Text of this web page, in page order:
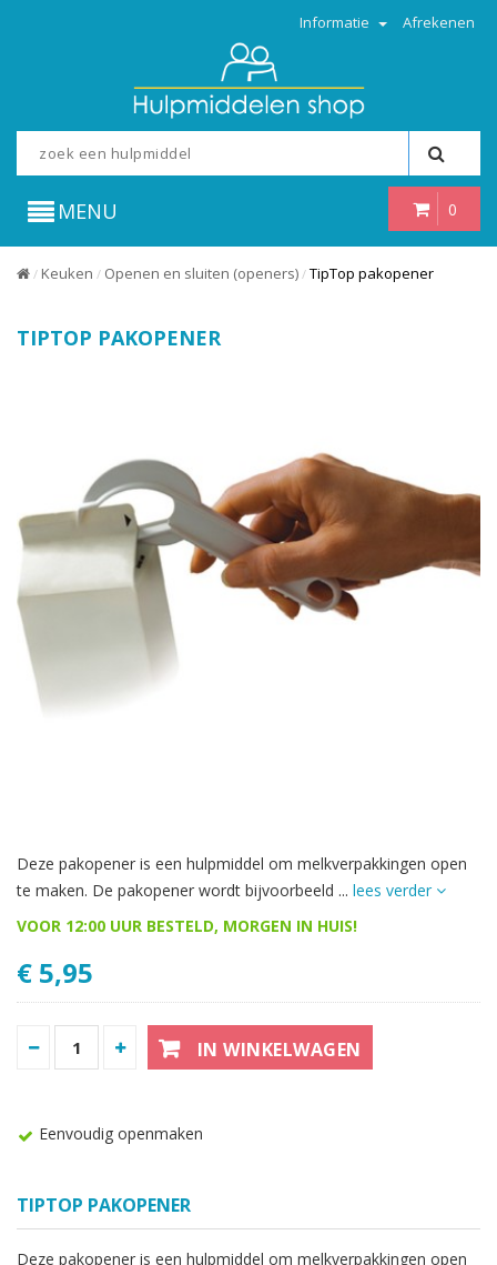
Informatie Afrekenen
0
MENU
/ Keuken / Openen en sluiten (openers) / TipTop pakopener
TIPTOP PAKOPENER
Deze pakopener is een hulpmiddel om melkverpakkingen open
te maken. De pakopener wordt bijvoorbeeld ... lees verder
VOOR 12:00 UUR BESTELD, MORGEN IN HUIS!
€ 5,95
IN WINKELWAGEN
Eenvoudig openmaken
TIPTOP PAKOPENER
Deze pakopener is een hulpmiddel om melkverpakkingen open